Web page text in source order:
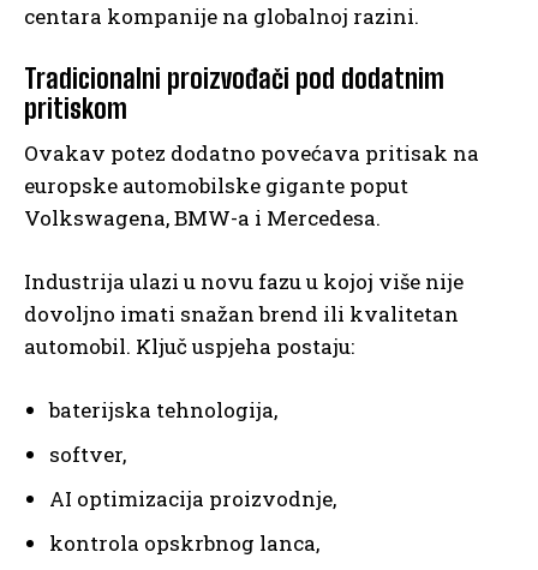
centara kompanije na globalnoj razini.
Tradicionalni proizvođači pod dodatnim
pritiskom
Ovakav potez dodatno povećava pritisak na
europske automobilske gigante poput
Volkswagena, BMW-a i Mercedesa.
Industrija ulazi u novu fazu u kojoj više nije
dovoljno imati snažan brend ili kvalitetan
automobil. Ključ uspjeha postaju:
baterijska tehnologija,
softver,
AI optimizacija proizvodnje,
kontrola opskrbnog lanca,